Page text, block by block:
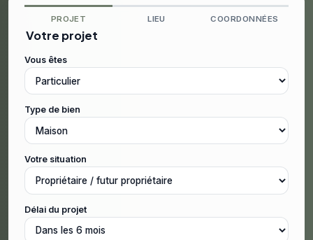
PROJET LIEU COORDONNÉES
Votre projet
Vous êtes
Type de bien
Votre situation
Délai du projet